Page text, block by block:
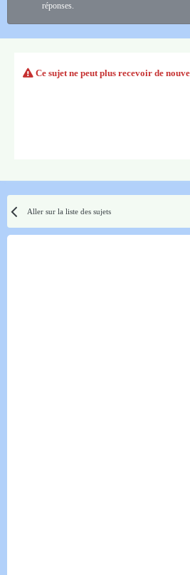
réponses.
Ce sujet ne peut plus recevoir de
Aller sur la liste des sujets